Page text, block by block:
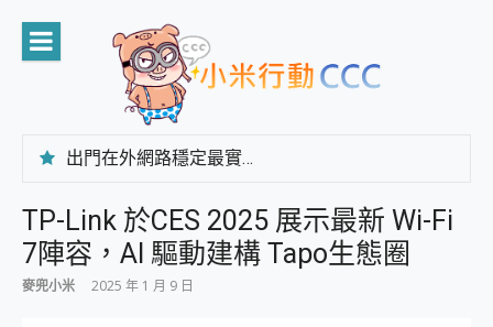
content
出門在外網路穩定最實在 「台灣大哥大」榮獲 4G/5G 在線率全球 NO.3 全台第一與全台六冠王實測心得，走到哪順到哪！
CP 值天花板~ Bongcom BS5 足球君開箱~ 短焦投影機 3千元就能擁有！ 折扣碼在這～
專為 PC上的 XBOX和掌機設計的 FireCuda X1070 SSD 固態硬碟開箱 評測
台灣製攝影機在這裡，100%全無線設計 SpotCam Solo Eco 太陽能防水雲端攝影機 SpotCam Solo 3 2.5K高畫質戶外攝影機 開箱 評測
TP-Link 於CES 2025 展示最新 Wi-Fi
7陣容，AI 驅動建構 Tapo生態圈
麥兜小米 2025 年 1 月 9 日